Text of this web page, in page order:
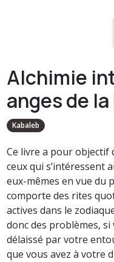
Alchimie
anges de
Kabaleb
Ce livre a pour
ceux qui s’intéressent
eux-mêmes en vue du
comporte des rites
actives dans le
donc des problèmes,
délaissé par votre
que vous avez à votre